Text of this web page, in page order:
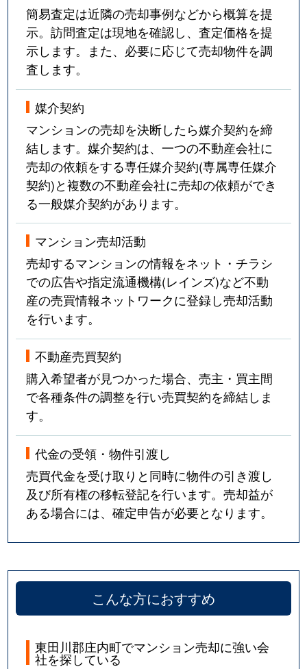
簡易査定は近隣の売却事例などから概算を提
示。訪問査定は現地を確認し、査定価格を提
示します。また、必要に応じて売却物件を調
査します。
媒介契約
マンションの売却を決断したら媒介契約を締
結します。媒介契約は、一つの不動産会社に
売却の依頼をする専任媒介契約(専属専任媒介
契約)と複数の不動産会社に売却の依頼ができ
る一般媒介契約があります。
マンション売却活動
売却するマンションの情報をネット・チラシ
での広告や指定流通機構(レインズ)など不動
産の売買情報ネットワークに登録し売却活動
を行います。
不動産売買契約
購入希望者が見つかった場合、売主・買主間
で各種条件の調整を行い売買契約を締結しま
す。
代金の受領・物件引渡し
売買代金を受け取りと同時に物件の引き渡し
及び所有権の移転登記を行います。売却益が
ある場合には、確定申告が必要となります。
こんな方におすすめ
東田川郡庄内町でマンション売却に強い会
社を探している